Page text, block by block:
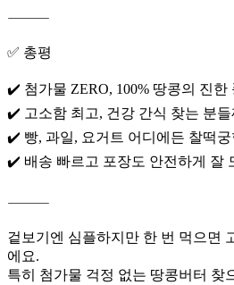
⸻
✅ 총평
✔️ 첨가물 ZERO, 100% 땅콩의 진한
✔️ 고소함 최고, 건강 간식 찾는 분들
✔️ 빵, 과일, 요거트 어디에든 찰떡궁
✔️ 배송 빠르고 포장도 안전하게 잘
⸻
겉보기엔 심플하지만 한 번 먹으면
에요.
특히 첨가물 걱정 없는 땅콩버터 찾